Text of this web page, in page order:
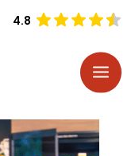
4.8